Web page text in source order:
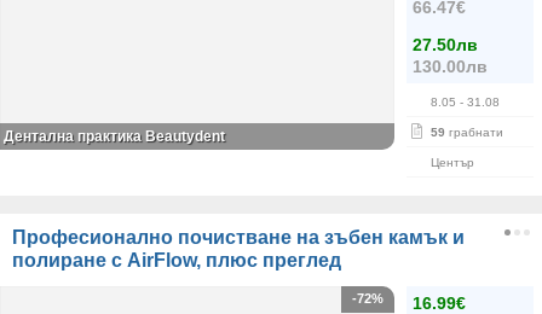
66.47€
27.50лв
130.00лв
8.05 - 31.08
59 грабнати
Център
Дентална практика Beautydent
Професионално почистване на зъбен камък и
полиране с AirFlow, плюс преглед
16.99€
-72%